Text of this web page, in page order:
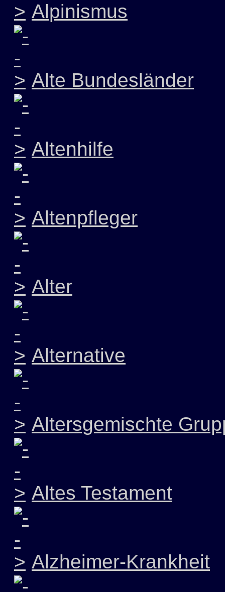
Alpinismus
Alte Bundesländer
Altenhilfe
Altenpfleger
Alter
Alternative
Altersgemischte
Altes Testament
Alzheimer-Krankheit